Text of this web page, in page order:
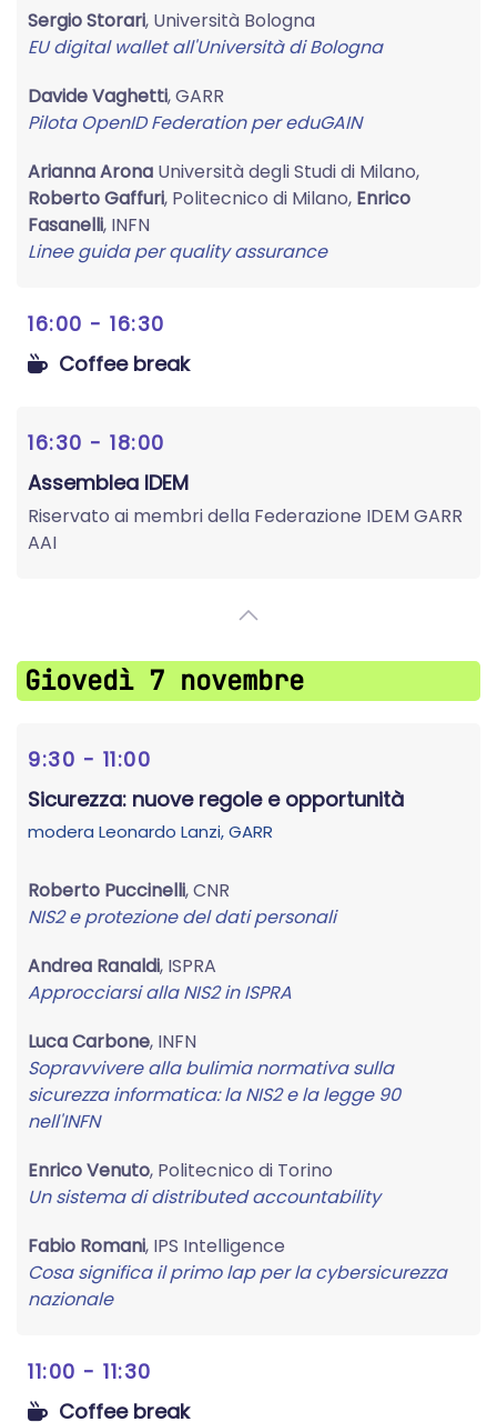
Sergio Storari, Università Bologna
EU digital wallet all'Università di Bologna
Davide Vaghetti, GARR
Pilota OpenID Federation per eduGAIN
Arianna Arona Università degli Studi di Milano,
Roberto Gaffuri, Politecnico di Milano, Enrico
Fasanelli, INFN
Linee guida per quality assurance
16:00 - 16:30
Coffee break
16:30 - 18:00
Assemblea IDEM
Riservato ai membri della Federazione IDEM GARR
AAI
Giovedì 7 novembre
9:30 - 11:00
Sicurezza: nuove regole e opportunità
modera Leonardo Lanzi, GARR
Roberto Puccinelli, CNR
NIS2 e protezione del dati personali
Andrea Ranaldi, ISPRA
Approcciarsi alla NIS2 in ISPRA
Luca Carbone, INFN
Sopravvivere alla bulimia normativa sulla
sicurezza informatica: la NIS2 e la legge 90
nell'INFN
Enrico Venuto, Politecnico di Torino
Un sistema di distributed accountability
Fabio Romani, IPS Intelligence
Cosa significa il primo lap per la cybersicurezza
nazionale
11:00 - 11:30
Coffee break